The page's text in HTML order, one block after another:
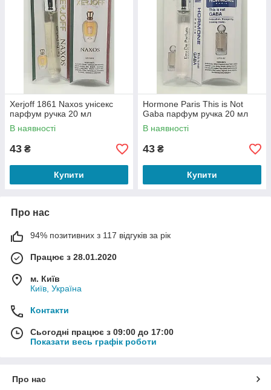
Xerjoff 1861 Naxos унісекс
парфум ручка 20 мл
В наявності
43 ₴
Купити
Hormone Paris This is Not
Gaba парфум ручка 20 мл
В наявності
43 ₴
Купити
Про нас
94% позитивних з 117 відгуків за рік
Працює з 28.01.2020
м. Київ
Київ, Україна
Контакти
Сьогодні працює з 09:00 до 17:00
Показати весь графік роботи
Про нас